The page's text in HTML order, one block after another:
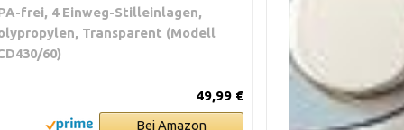
frei, 4 Einweg-Stilleinlagen,
Transparent (Modell
60)
49,99 €
Bei Amazon